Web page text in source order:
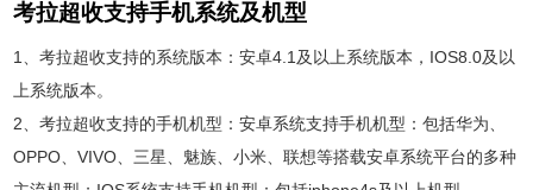
考拉超收支持手机系统及机型
1、考拉超收支持的系统版本：安卓4.1及以上系统版本，IOS8.0及以
上系统版本。
2、考拉超收支持的手机机型：安卓系统支持手机机型：包括华为、
OPPO、VIVO、三星、魅族、小米、联想等搭载安卓系统平台的多种